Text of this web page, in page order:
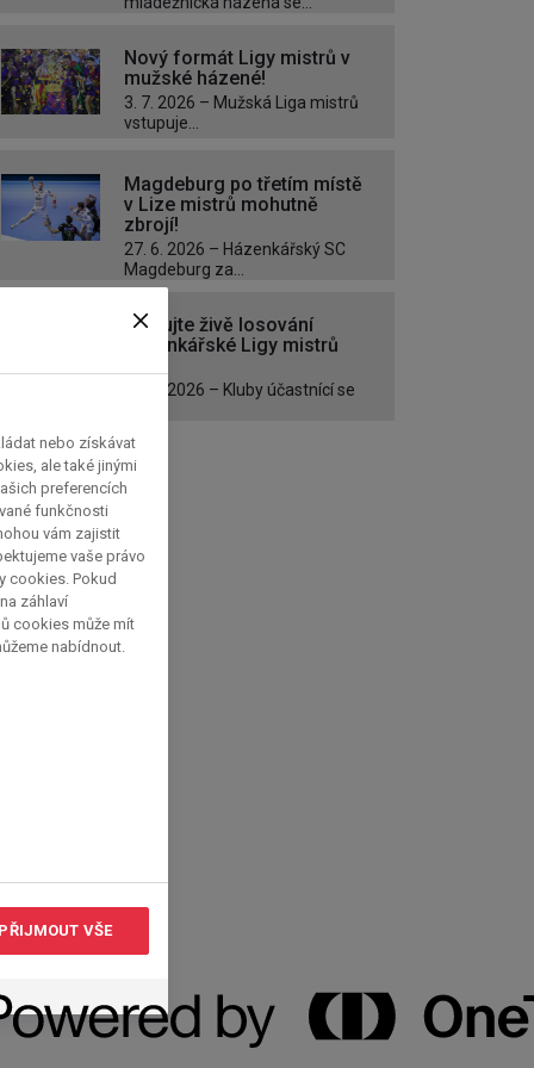
Nový formát Ligy mistrů v
mužské házené!
3. 7. 2026 – Mužská Liga mistrů
vstupuje...
Magdeburg po třetím místě
v Lize mistrů mohutně
zbrojí!
27. 6. 2026 – Házenkářský SC
Magdeburg za...
Sledujte živě losování
házenkářské Ligy mistrů
25. 6. 2026 – Kluby účastnící se
nebo získávat
ale také jinými
preferencích
funkčnosti
vám zajistit
vaše právo
cookies. Pokud
záhlaví
cookies může mít
nabídnout.
PŘIJMOUT VŠE